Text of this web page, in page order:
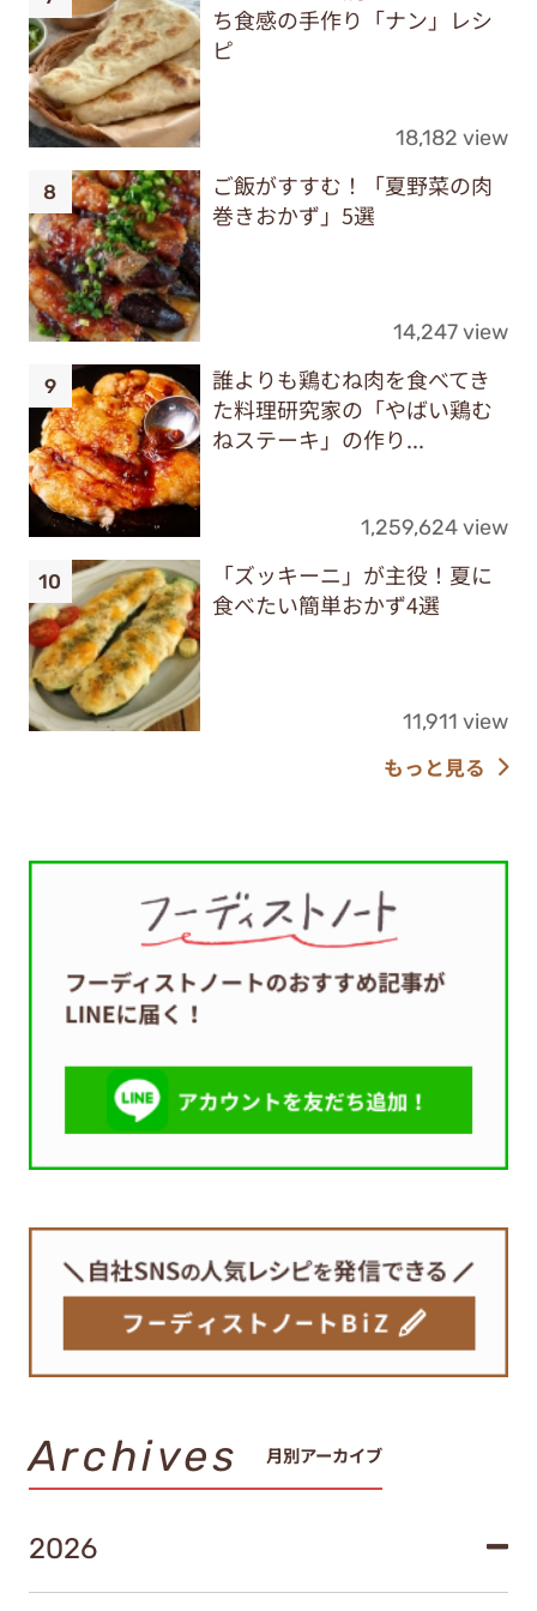
ち食感の手作り「ナン」レシ
ピ
18,182 view
ご飯がすすむ！「夏野菜の肉
巻きおかず」5選
14,247 view
誰よりも鶏むね肉を食べてき
た料理研究家の「やばい鶏む
ねステーキ」の作り...
1,259,624 view
「ズッキーニ」が主役！夏に
食べたい簡単おかず4選
11,911 view
もっと見る
Archives 月別アーカイブ
2026